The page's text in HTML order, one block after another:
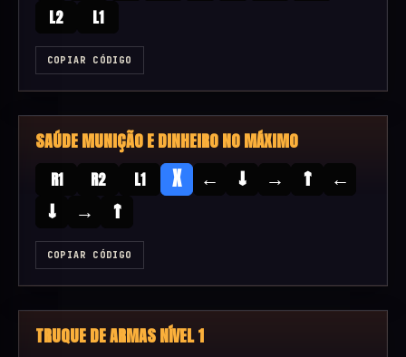
L2 L1
COPIAR CÓDIGO
SAÚDE MUNIÇÃO E DINHEIRO NO MÁXIMO
R1 R2 L1 X ← ↓ → ↑
←
↓
→ ↑
COPIAR CÓDIGO
TRUQUE DE ARMAS NÍVEL 1